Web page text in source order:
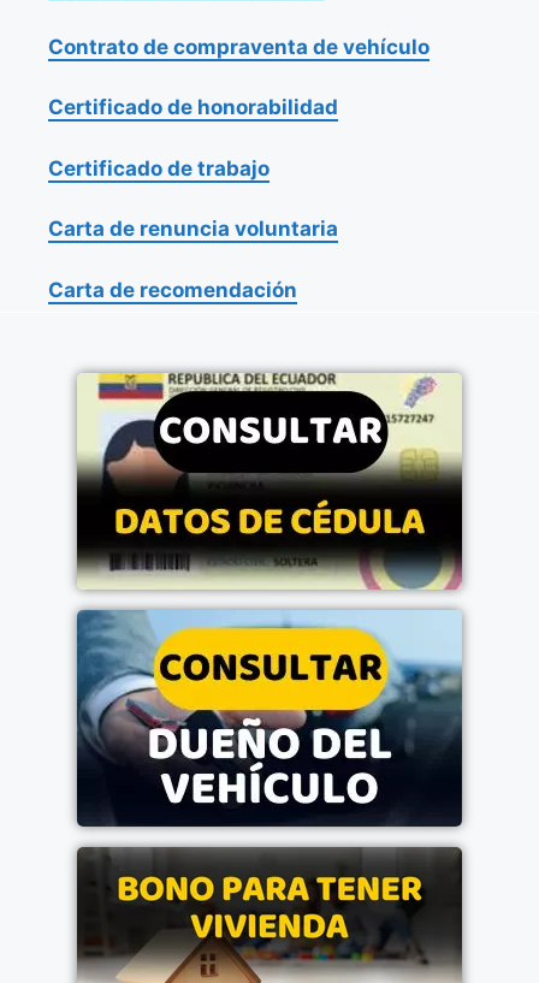
Contrato de compraventa de vehículo
Certificado de honorabilidad
Certificado de trabajo
Carta de renuncia voluntaria
Carta de recomendación